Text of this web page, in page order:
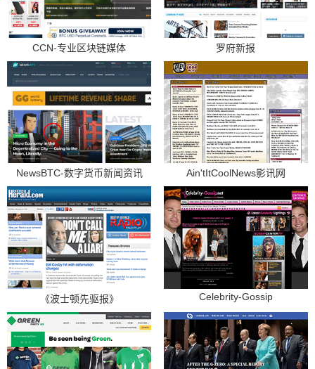
CCN-专业区块链媒体 罗府新报
NewsBTC-数字货币新闻资讯 Ain'tItCoolNews影讯网
《波士顿先驱报》 Celebrity-Gossip